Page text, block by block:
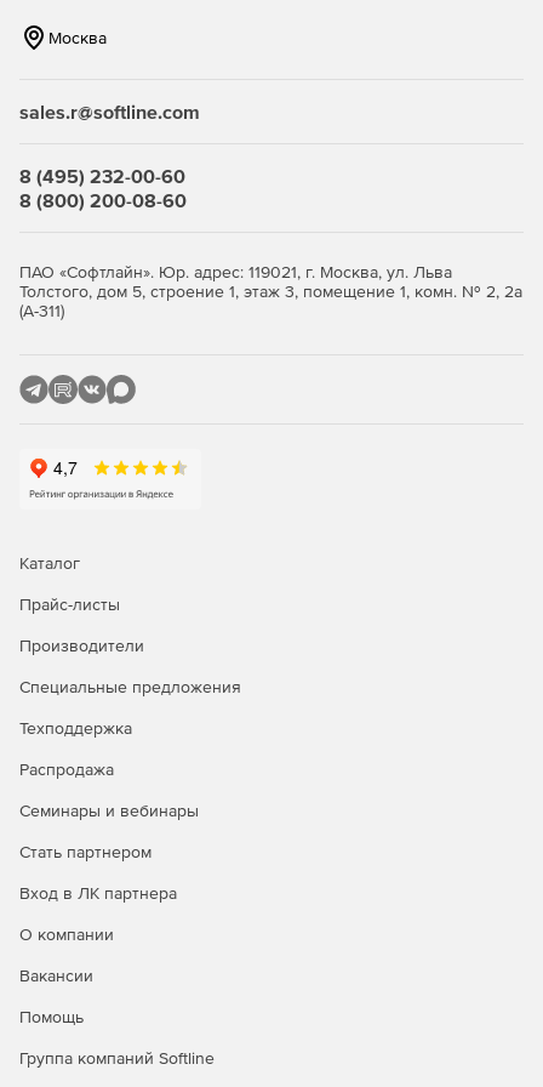
Добавление водяных знаков – встраивание логотипа
изображение, регулировка размера, позиции и
прозрачности.
прост в навигации, содержит понятные визуальные
индикаторы того, где и как будут расположены
недеструктивного исправления перспективы
Гибкие настройки печати – инструменты позволяют
перетаскивать одно изображение или несколько
как нарушение геометрии, хроматические аберрации,
Выгрузка в Интернет – возможность загружать
добавлении комментариев к снимкам эти сообщения
Lightroom рядом с соответствующими фотографиями.
– готовые слайд-шоу легко выкладывать в общий
разрешении).
импорт и отображения фото после фиксации картинки
Симуляция зернистости фотопленки – инструменты
Москва
sales.r@softline.com
8 (495) 232-00-60
8 (800) 200-08-60
ПАО «Софтлайн». Юр. адрес: 119021, г. Москва, ул. Льва
Толстого, дом 5, строение 1, этаж 3, помещение 1, комн. № 2, 2а
(А-311)
Каталог
Прайс-листы
Производители
Специальные предложения
Техподдержка
Распродажа
Семинары и вебинары
Стать партнером
Вход в ЛК партнера
О компании
Вакансии
Помощь
Группа компаний Softline